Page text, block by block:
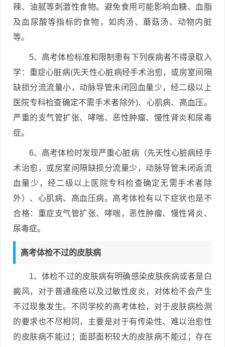
辣、油腻等刺激性食物。避免食用可能影响血糖、血脂
及血尿酸等指标的食物，如肉汤、蘑菇汤、动物内脏
等。
5、高考体检标准和限制患有下列疾病者不得录取入
学：重症心脏病(先天性心脏病经手术治愈，或房室间隔
缺损分流流量小，动脉导管未闭回血量少，经二级以上
医院专科检查确定不需手术者除外)、心肌病、高血压。
严重的支气管扩张、哮喘、恶性肿瘤、慢性肾炎和尿毒
症。
6、高考体检时发现严重心脏病（先天性心脏病经手
术治愈，或房室间隔缺损分流量少，动脉导管未闭返流
血量少，经二级以上医院专科检查确定无需手术者除
外）、心肌病、高血压病。高考体检有以下症状也是不
合格：重症支气管扩张、哮喘，恶性肿瘤、慢性肾炎、
尿毒症。
高考体检不过的皮肤病
1、体检不过的皮肤病有明确感染皮肤疾病或者是白
癜风，对于普通痤疮以及过敏性皮炎，对体检不会产生
不过现象发生。不同学校的高考体检，对于皮肤病检测
的要求也不尽相同，主要是对于有传染性、难以治愈性
的皮肤病不能过；面部面积较大的皮肤病不能过；存在